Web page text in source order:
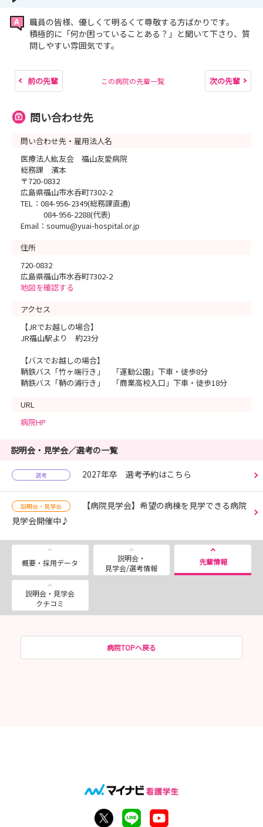
職員の皆様、優しくて明るくて尊敬する方ばかりです。
積極的に「何か困っていることある？」と聞いて下さり、質
問しやすい雰囲気です。
前の先輩 この病院の先輩一覧 次の先輩
問い合わせ先
問い合わせ先・雇用法人名
医療法人紘友会 福山友愛病院
総務課 濱本
〒720-0832
広島県福山市水呑町7302-2
TEL：084-956-2349(総務課直通)
084-956-2288(代表)
Email：soumu@yuai-hospital.or.jp
住所
720-0832
広島県福山市水呑町7302-2
地図を確認する
アクセス
【JRでお越しの場合】
JR福山駅より 約23分
【バスでお越しの場合】
鞆鉄バス「竹ヶ端行き」 「運動公園」下車・徒歩8分
鞆鉄バス「鞆の浦行き」 「商業高校入口」下車・徒歩18分
URL
病院HP
説明会・見学会／選考の一覧
選考 2027年卒 選考予約はこちら
説明会・見学会
【病院見学会】希望の病棟を見学できる病院
見学会開催中♪
概要・採用データ
説明会・
見学会/選考情報
先輩情報
説明会・見学会
クチコミ
病院TOPへ戻る